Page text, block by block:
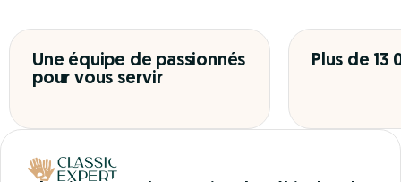
Une équipe de passionnés
pour vous servir
Plus de 13